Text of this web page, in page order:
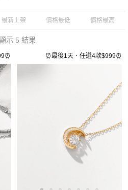
最新上架 價格最低 價格最高
顯示 5 結果
⏰最後1天．任選4款$999⏰